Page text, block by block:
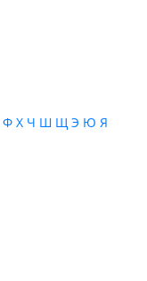
Ф Х Ч Ш Щ Э Ю Я